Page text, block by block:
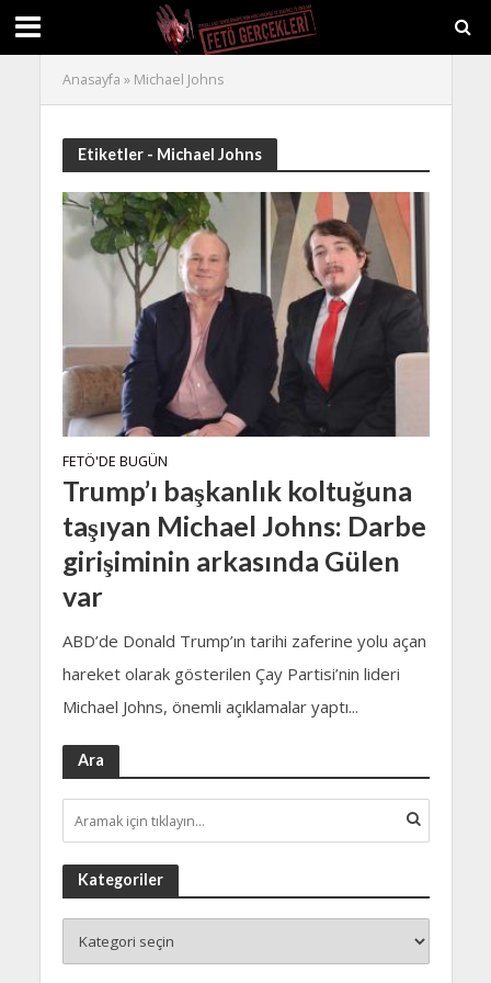
Anasayfa » Michael Johns
Etiketler - Michael Johns
FETÖ'DE BUGÜN
Trump’ı başkanlık koltuğuna
taşıyan Michael Johns: Darbe
girişiminin arkasında Gülen
var
ABD’de Donald Trump’ın tarihi zaferine yolu açan
hareket olarak gösterilen Çay Partisi’nin lideri
Michael Johns, önemli açıklamalar yaptı...
Ara
Kategoriler